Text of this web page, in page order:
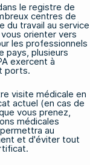
le registre de
centres de
du travail au service
orienter vers
les professionnels
pays, plusieurs
exercent à
ports.
visite médicale en
actuel (en cas de
vous prenez,
médicales
au
et d'éviter tout